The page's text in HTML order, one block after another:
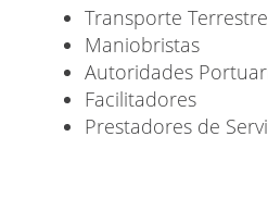
Transporte Terrestre
Maniobristas
Autoridades
Facilitadores
Prestadores de